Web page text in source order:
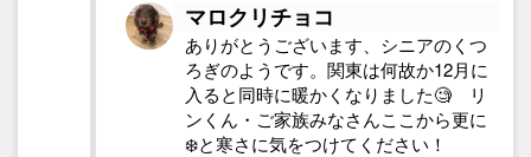
マロクリチョコ
ありがとうございます、シニアのくつ
ろぎのようです。関東は何故か12月に
入ると同時に暖かくなりました🧐 リ
ンくん・ご家族みなさんここから更に
❄️と寒さに気をつけてください！